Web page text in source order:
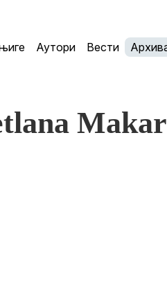
Аутори Вести